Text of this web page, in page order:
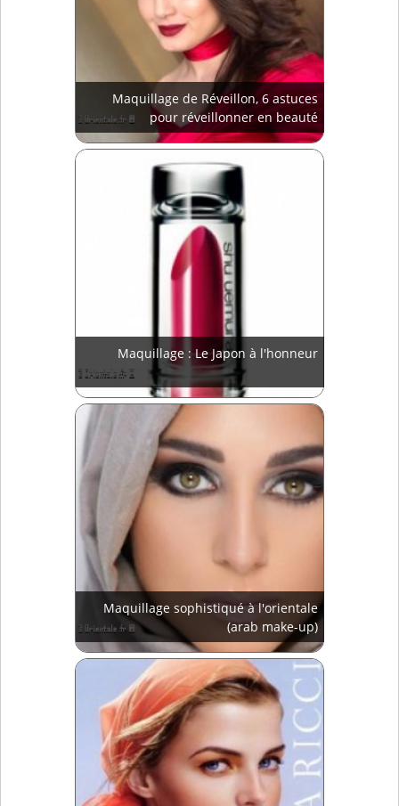
Maquillage de Réveillon, 6 astuces
pour réveillonner en beauté
Maquillage : Le Japon à l'honneur
Maquillage sophistiqué à l'orientale
(arab make-up)